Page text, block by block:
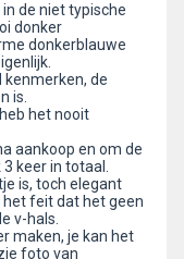
de niet typische
donker
donkerblauwe
de
is.
het nooit
aankoop en om de
keer in totaal.
is, toch elegant
het feit dat het geen
v-hals.
maken, je kan het
foto van